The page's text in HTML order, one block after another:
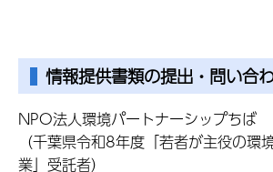
情報提供書類の提出・問い合
NPO法人環境パートナーシップちば
（千葉県令和8年度「若者が主役の環
業」受託者）